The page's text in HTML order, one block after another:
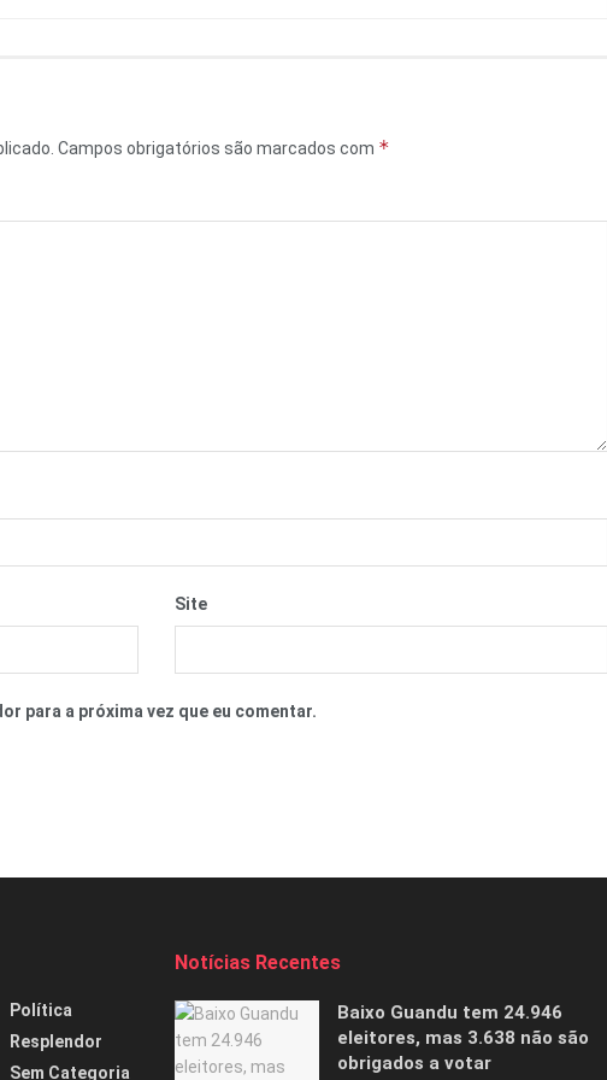
Campos obrigatórios são marcados com *
Site
para a próxima vez que eu comentar.
Política
Resplendor
Sem Categoria
Notícias Recentes
Baixo Guandu tem 24.946
eleitores, mas 3.638 não são
obrigados a votar